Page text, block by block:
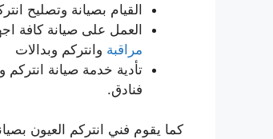
القيام بصيانة وتصليح
العمل على صيانة كافة
مراقبة وانتركم وبدالات
تأدية خدمة صيانة
فنادق.
كما يقوم فني انتركم العيون